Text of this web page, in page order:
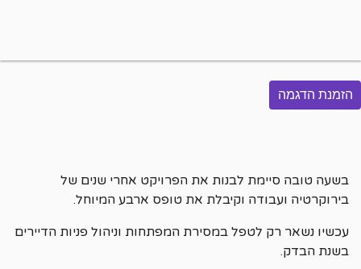
הזמנת הדגמה
בשעה טובה סיימת לבנות את הפרויקט אחרי שנים של
בירוקרטיה ועבודה וקיבלת את טופס ארבע המיוחל.
עכשיו נשאר רק לטפל במסירת המפתחות וניהול פניות הדיירים
בשנת הבדק.